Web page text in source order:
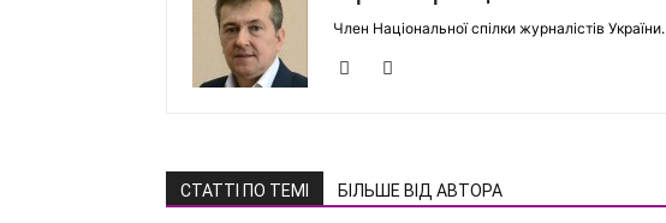
Член Національної спілки журналістів України.
СТАТТІ ПО ТЕМІ БІЛЬШЕ ВІД АВТОРА